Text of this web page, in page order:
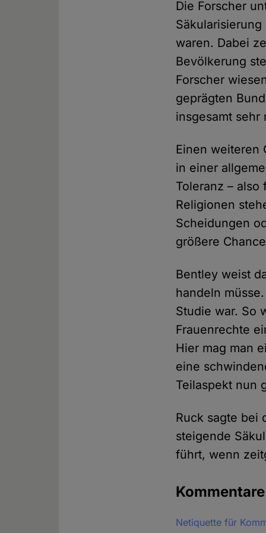
Die Forscher
waren. Dabei
Bevölkerung
Forscher
geprägten
insgesamt sehr
Einen weiteren
in einer
Toleranz – also
Religionen
Scheidungen
größere
Bentley weist
handeln
Studie war. So
Frauenrechte
Hier mag man
eine
Teilaspekt nun
Ruck sagte bei
steigende
führt, wenn
Kommentare
Netiquette für